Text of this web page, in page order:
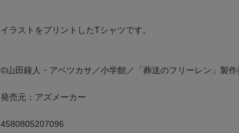
イラストをプリントしたTシャツです。
©山田鐘人・アベツカサ／小学館／「葬送のフリーレン」製作
発売元：アズメーカー
4580805207096